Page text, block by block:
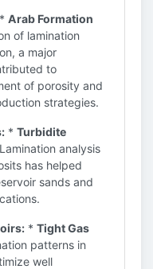
* Arab Formation
of lamination
a major
to
of porosity and
strategies.
* Turbidite
Lamination analysis
has helped
sands and
* Tight Gas
patterns in
well